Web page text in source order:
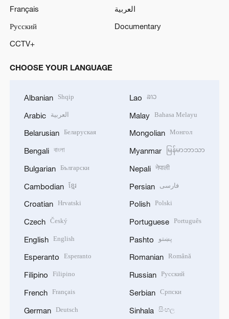
Français
العربية
Русский
Documentary
CCTV+
CHOOSE YOUR LANGUAGE
Albanian Shqip
Arabic العربية
Belarusian Беларуская
Bengali বাংলা
Bulgarian Български
Cambodian ខ្មែរ
Croatian Hrvatski
Czech Český
English English
Esperanto Esperanto
Filipino Filipino
French Français
German Deutsch
Lao ລາວ
Malay Bahasa Melayu
Mongolian Монгол
Myanmar မြန်မာဘာသာ
Nepali नेपाली
Persian فارسی
Polish Polski
Portuguese Português
Pashto پښتو
Romanian Română
Russian Русский
Serbian Српски
Sinhala සිංහල